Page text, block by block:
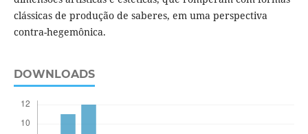
clássicas de produção de saberes, em uma perspectiva
contra-hegemônica.
DOWNLOADS